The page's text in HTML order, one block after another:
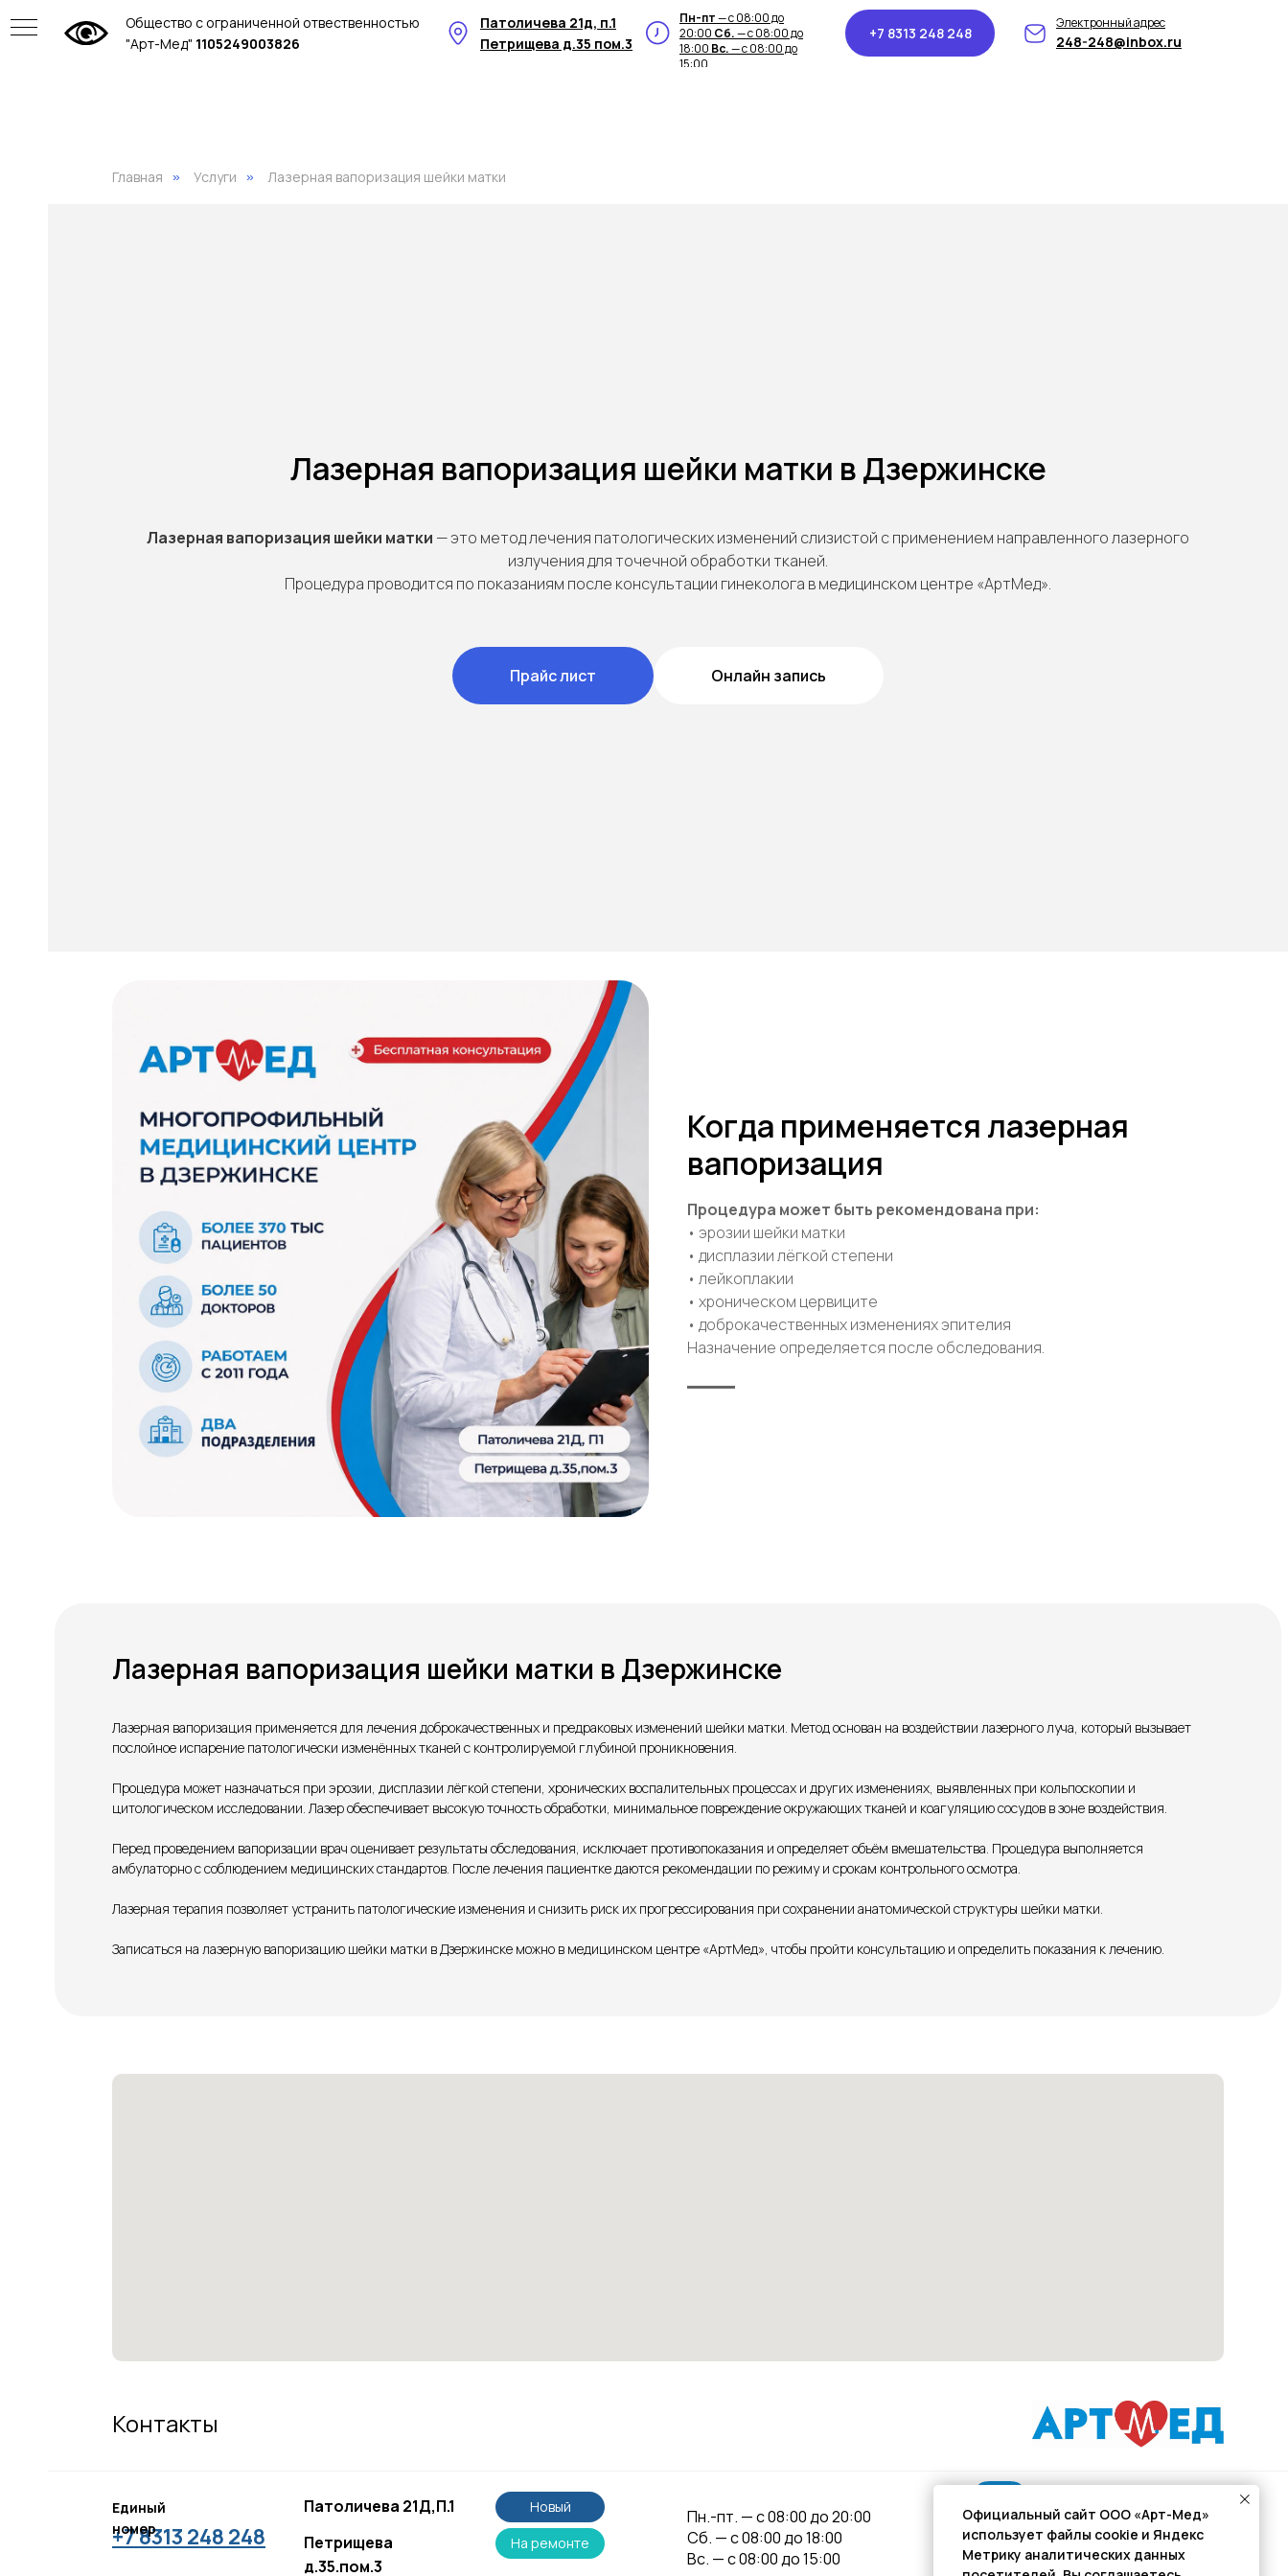
Общество с ограниченной отвественностью
"Арт-Мед" 1105249003826 248-248@inbox.ru
Электронный адрес
+7 8313 248 248
Петрищева д.35 пом.3
Патоличева 21д, п.1 Пн-пт— с 08:00 до
20:00 Сб.— с 08:00 до
18:00 Вс.— с 08:00 до
15:00
Главная » Услуги » Лазерная вапоризация шейки матки
Лазерная вапоризация шейки матки в Дзержинске
Лазерная вапоризация шейки матки — это метод лечения патологических изменений слизистой с применением направленного лазерного
излучения для точечной обработки тканей.
Процедура проводится по показаниям после консультации гинеколога в медицинском центре «АртМед».
Прайс лист Онлайн запись
Когда применяется лазерная
вапоризация
Процедура может быть рекомендована при:
• эрозии шейки матки
• дисплазии лёгкой степени
• лейкоплакии
• хроническом цервиците
• доброкачественных изменениях эпителия
Назначение определяется после обследования.
Лазерная вапоризация шейки матки в Дзержинске
Лазерная вапоризация применяется для лечения доброкачественных и предраковых изменений шейки матки. Метод основан на воздействии лазерного луча, который вызывает
послойное испарение патологически изменённых тканей с контролируемой глубиной проникновения.
Процедура может назначаться при эрозии, дисплазии лёгкой степени, хронических воспалительных процессах и других изменениях, выявленных при кольпоскопии и
цитологическом исследовании. Лазер обеспечивает высокую точность обработки, минимальное повреждение окружающих тканей и коагуляцию сосудов в зоне воздействия.
Перед проведением вапоризации врач оценивает результаты обследования, исключает противопоказания и определяет объём вмешательства. Процедура выполняется
амбулаторно с соблюдением медицинских стандартов. После лечения пациентке даются рекомендации по режиму и срокам контрольного осмотра.
Лазерная терапия позволяет устранить патологические изменения и снизить риск их прогрессирования при сохранении анатомической структуры шейки матки.
Записаться на лазерную вапоризацию шейки матки в Дзержинске можно в медицинском центре «АртМед», чтобы пройти консультацию и определить показания к лечению.
Контакты
Пн.-пт. — с 08:00 до 20:00
Сб. — с 08:00 до 18:00
Вс. — с 08:00 до 15:00
+7 8313 248 248
Единый
номер
Петрищева
д.35.пом.3
Патоличева 21Д,П.1
На ремонте
Новый
Розыгрыши и актуальные новости
в нашей официальной группе Вконтакте
Подписывайся
Официальный сайт ООО «Арт-Мед»
использует файлы cookie и Яндекс
Метрику аналитических данных